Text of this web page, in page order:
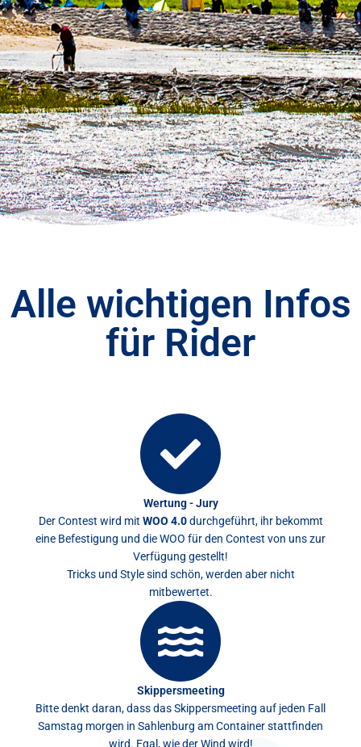
Alle wichtigen Infos
für Rider
Wertung - Jury
Der Contest wird mit WOO 4.0durchgeführt, ihr bekommt
eine Befestigung und die WOO für den Contest von uns zur
Verfügung gestellt!
Tricks und Style sind schön, werden aber nicht
mitbewertet.
Skippersmeeting
Bitte denkt daran, dass das Skippersmeeting auf jeden Fall
Samstag morgen in Sahlenburg am Container stattfinden
wird. Egal, wie der Wind wird!